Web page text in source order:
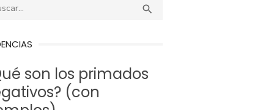

son los primados
(con